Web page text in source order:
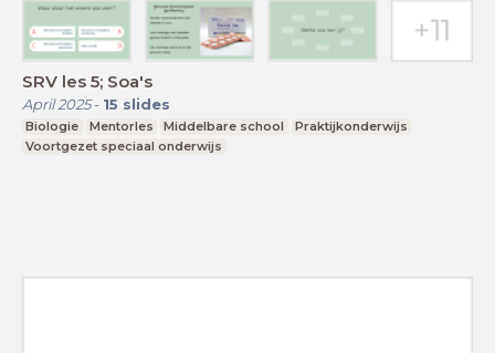
SRV les 5; Soa's
April 2025- 15 slides
Biologie Mentorles Middelbare school
Praktijkonderwijs
Voortgezet speciaal onderwijs